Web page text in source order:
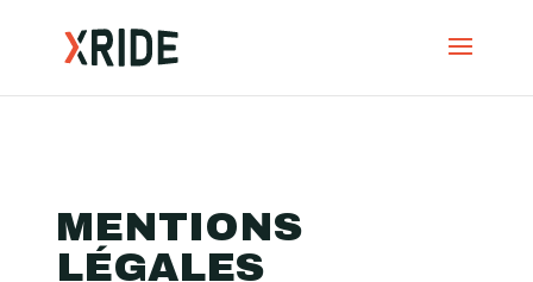
MENTIONS
LÉGALES